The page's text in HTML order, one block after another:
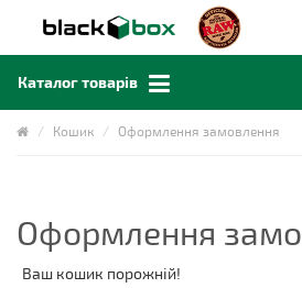
Каталог товарів
Кошик Оформлення замовлення
Оформлення
Ваш кошик порожній!